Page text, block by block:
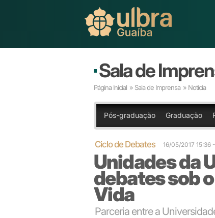
Sala de
Página Inicial » Sala de Imprensa » Notícia
Pós-graduação Graduação
Ciclo de Debates 16/05/2017 15:36
Unidades da
debates sob
Vida
Parceria entre a